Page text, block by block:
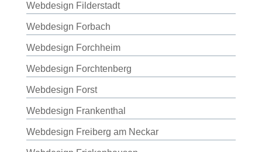
Webdesign Filderstadt
Webdesign Forbach
Webdesign Forchheim
Webdesign Forchtenberg
Webdesign Forst
Webdesign Frankenthal
Webdesign Freiberg am Neckar